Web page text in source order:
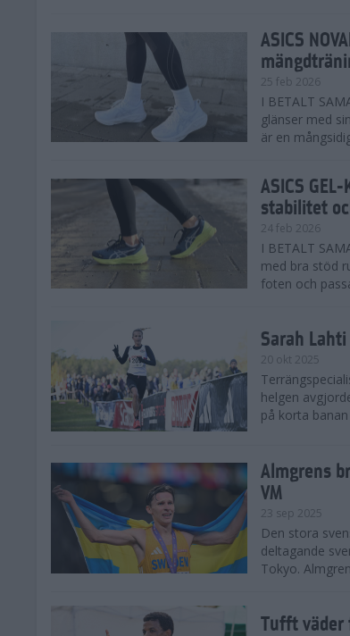
ASICS
25 feb 2026
I BETALT
glänser med
är en
ASICS
stabilitet
24 feb 2026
I BETALT
med bra stöd
foten och
Sarah
20 okt 2025
helgen
på korta
Almgrens
VM
23 sep 2025
Den stora
deltagande
Tokyo.
Tufft väder